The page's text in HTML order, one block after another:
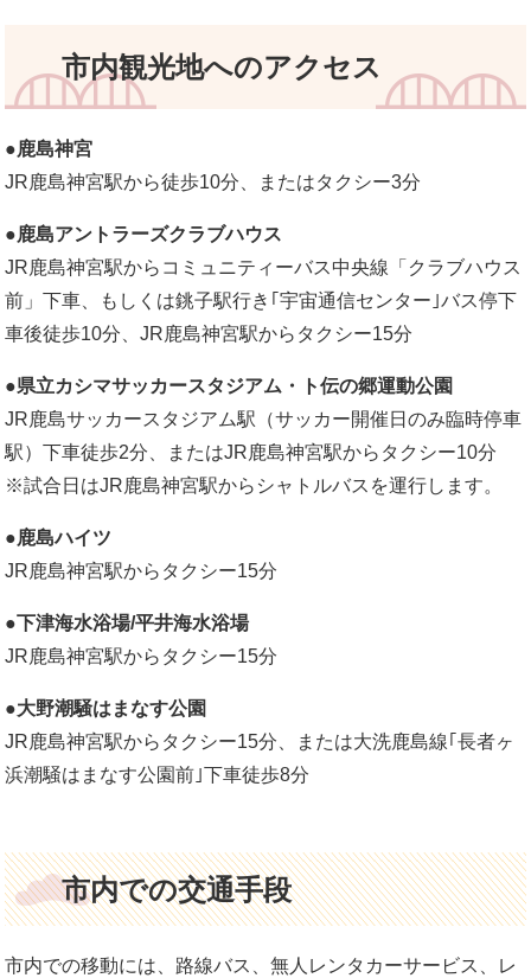
市内観光地へのアクセス
●鹿島神宮
JR鹿島神宮駅から徒歩10分、またはタクシー3分
●鹿島アントラーズクラブハウス
JR鹿島神宮駅からコミュニティーバス中央線「クラブハウス
前」下車、もしくは銚子駅行き｢宇宙通信センター｣バス停下
車後徒歩10分、JR鹿島神宮駅からタクシー15分
●県立カシマサッカースタジアム・ト伝の郷運動公園
JR鹿島サッカースタジアム駅（サッカー開催日のみ臨時停車
駅）下車徒歩2分、またはJR鹿島神宮駅からタクシー10分
※試合日はJR鹿島神宮駅からシャトルバスを運行します。​
●鹿島ハイツ
JR鹿島神宮駅からタクシー15分
●下津海水浴場/平井海水浴場
JR鹿島神宮駅からタクシー15分​
●大野潮騒はまなす公園
JR鹿島神宮駅からタクシー15分、または大洗鹿島線｢長者ヶ
浜潮騒はまなす公園前｣下車徒歩8分
市内での交通手段
市内での移動には、路線バス、無人レンタカーサービス、レ